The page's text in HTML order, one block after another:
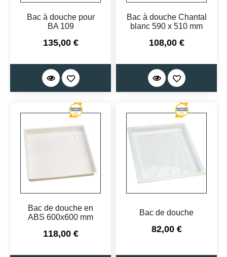
Bac à douche pour
BA 109
Prix
135,00 €
Bac à douche Chantal
blanc 590 x 510 mm
Prix
108,00 €
Bac de douche en
ABS 600x600 mm
Prix
118,00 €
Bac de douche
Prix
82,00 €